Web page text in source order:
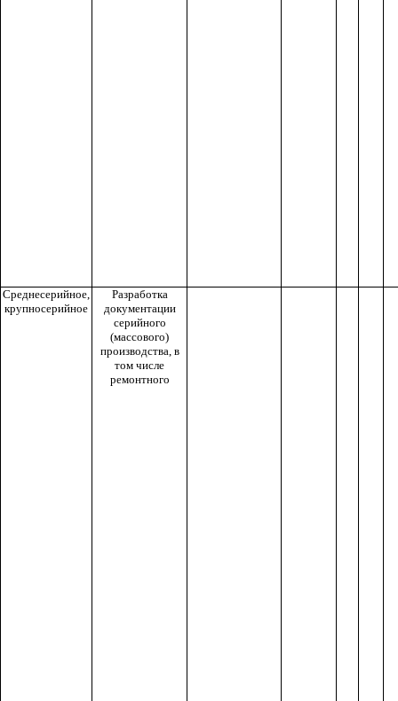
Среднесерийное,
крупносерийное
Разработка
документации
серийного
(массового)
производства, в
том числе
ремонтного